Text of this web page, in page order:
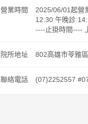
營業時間
2025/06/01起營
12:30 午晚診
----止掛時間----
院所地址 802高雄市苓雅
聯絡電話 (07)2252557